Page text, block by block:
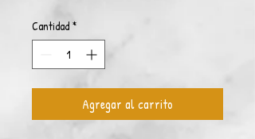
Cantidad *
Agregar al carrito